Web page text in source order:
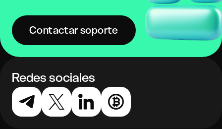
Contactar soporte
Redes sociales